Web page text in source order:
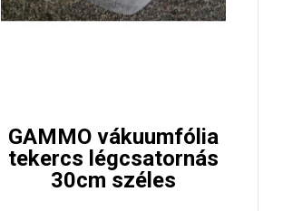
GAMMO vákuumfólia
tekercs légcsatornás
30cm széles